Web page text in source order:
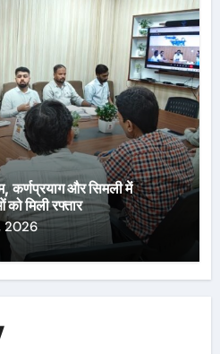
कर्णप्रयाग और सिमली में
मिली रफ्तार
2026